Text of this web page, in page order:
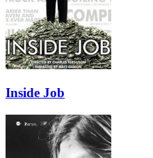
Inside Job